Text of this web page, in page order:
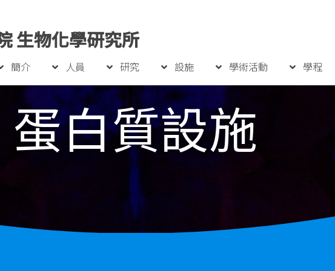
生物化學研究所
簡介 人員 研究 設施 學術活動 學程
蛋白質設施